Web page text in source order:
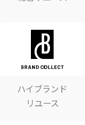
ハイブランド
リユース